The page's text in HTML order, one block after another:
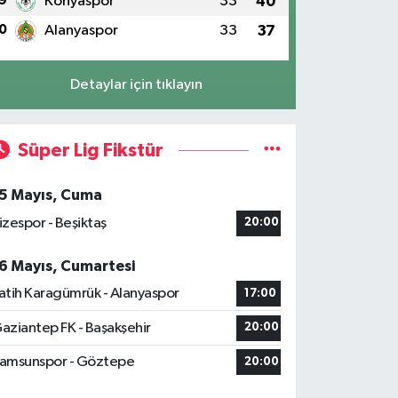
Alanyaspor 33 37
Detaylar için tıklayın
Süper Lig Fikstür
Mayıs, Cuma
- Beşiktaş
20:00
Mayıs, Cumartesi
Karagümrük - Alanyaspor
17:00
FK - Başakşehir 20:00
- Göztepe 20:00